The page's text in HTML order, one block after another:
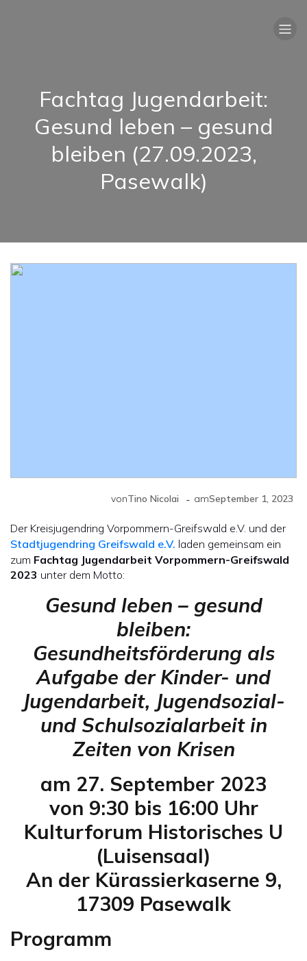
Fachtag Jugendarbeit:
Gesund leben – gesund
bleiben (27.09.2023,
Pasewalk)
vonTino Nicolai - amSeptember 1, 2023
Der Kreisjugendring Vorpommern-Greifswald e.V. und der
Stadtjugendring Greifswald e.V. laden gemeinsam ein
zum Fachtag Jugendarbeit Vorpommern-Greifswald
2023 unter dem Motto:
Gesund leben – gesund
bleiben:
Gesundheitsförderung als
Aufgabe der Kinder- und
Jugendarbeit, Jugendsozial-
und Schulsozialarbeit in
Zeiten von Krisen
am 27. September 2023
von 9:30 bis 16:00 Uhr
Kulturforum Historisches U
(Luisensaal)
An der Kürassierkaserne 9,
17309 Pasewalk
Programm